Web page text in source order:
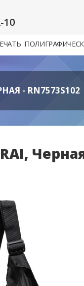
10
- RN7573S102